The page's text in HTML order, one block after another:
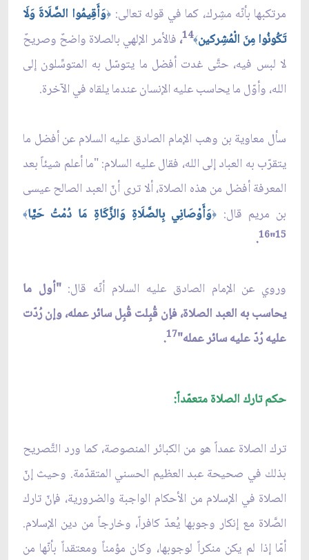
مرتكبها بأنّه مشِرك، كما في قوله تعالى: ﴿وَأَقِيمُوا الصَّلَاةَ وَلَا
تَكُونُوا مِنَ الْمُشِركين﴾14، فالأمر الإلهي بالصلاة واضحٌ وصريحٌ
لا لبس فيه، حتَّى غدت أفضل ما يتوسّل به المتوسِّلون إلى
الله، وأوّل ما يحاسب عليه الإنسان عندما يلقاه في الآخرة.
سأل معاوية بن وهب الإمام الصادق عليه السلام عن أفضل ما
يتقرّب به العباد إلى الله، فقال عليه السلام: "ما أعلم شيئاً بعد
المعرفة أفضل من هذه الصلاة، ألا ترى أنّ العبد الصالح عيسى
بن مريم قال:
﴿وَأَوْصَانِي بِالصَّلَاةِ وَالزَّكَاةِ مَا دُمْتُ حَيًّا﴾
15
"
16
.
وروي عن الإمام الصادق عليه السلام أنّه قال:"أول ما
يحاسب به العبد الصلاة، فإن قُبِلت قُبِل سائر عمله، وإن رُدّت
عليه رُدّ عليه سائر عمله"17
.
حكم تارك الصلاة متعمّداً:
ترك الصلاة عمداً هو من الكبائر المنصوصة، كما ورد التَّصريح
بذلك في صحيحة عبد العظيم الحسني المتقدّمة. وحيث إنّ
الصلاة في الإسلام من الأحكام الواجبة والضرورية، فإنّ تارك
الصَّلاة مع إنكار وجوبها يُعدّ كافراً، وخارجاً من دين الإسلام.
أمّا إذا لم يكن منكراً لوجوبها، وكان مؤمناً ومعتقداً بأنّها من